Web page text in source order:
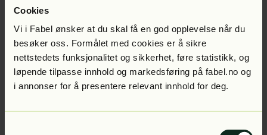
Cookies
Vi i Fabel ønsker at du skal få en god opplevelse når du
besøker oss. Formålet med cookies er å sikre
nettstedets funksjonalitet og sikkerhet, føre statistikk, og
løpende tilpasse innhold og markedsføring på fabel.no og
i annonser for å presentere relevant innhold for deg.